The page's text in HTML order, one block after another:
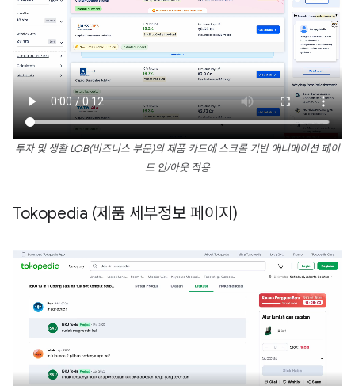
투자 및 생활 LOB(비즈니스 부문)의 제품 카드에 스크롤 기반 애니메이션 페이
드 인/아웃 적용
Tokopedia (제품 세부정보 페이지)